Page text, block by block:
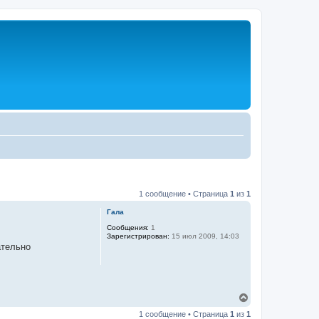
1 сообщение • Страница 1 из 1
Гала
Сообщения: 1
Зарегистрирован: 15 июл 2009, 14:03
р
1 сообщение • Страница 1 из 1